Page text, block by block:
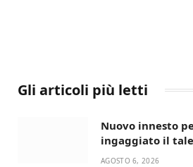
Gli articoli più letti
Nuovo innesto
ingaggiato il
Lupo Timini
AGOSTO 6, 2026